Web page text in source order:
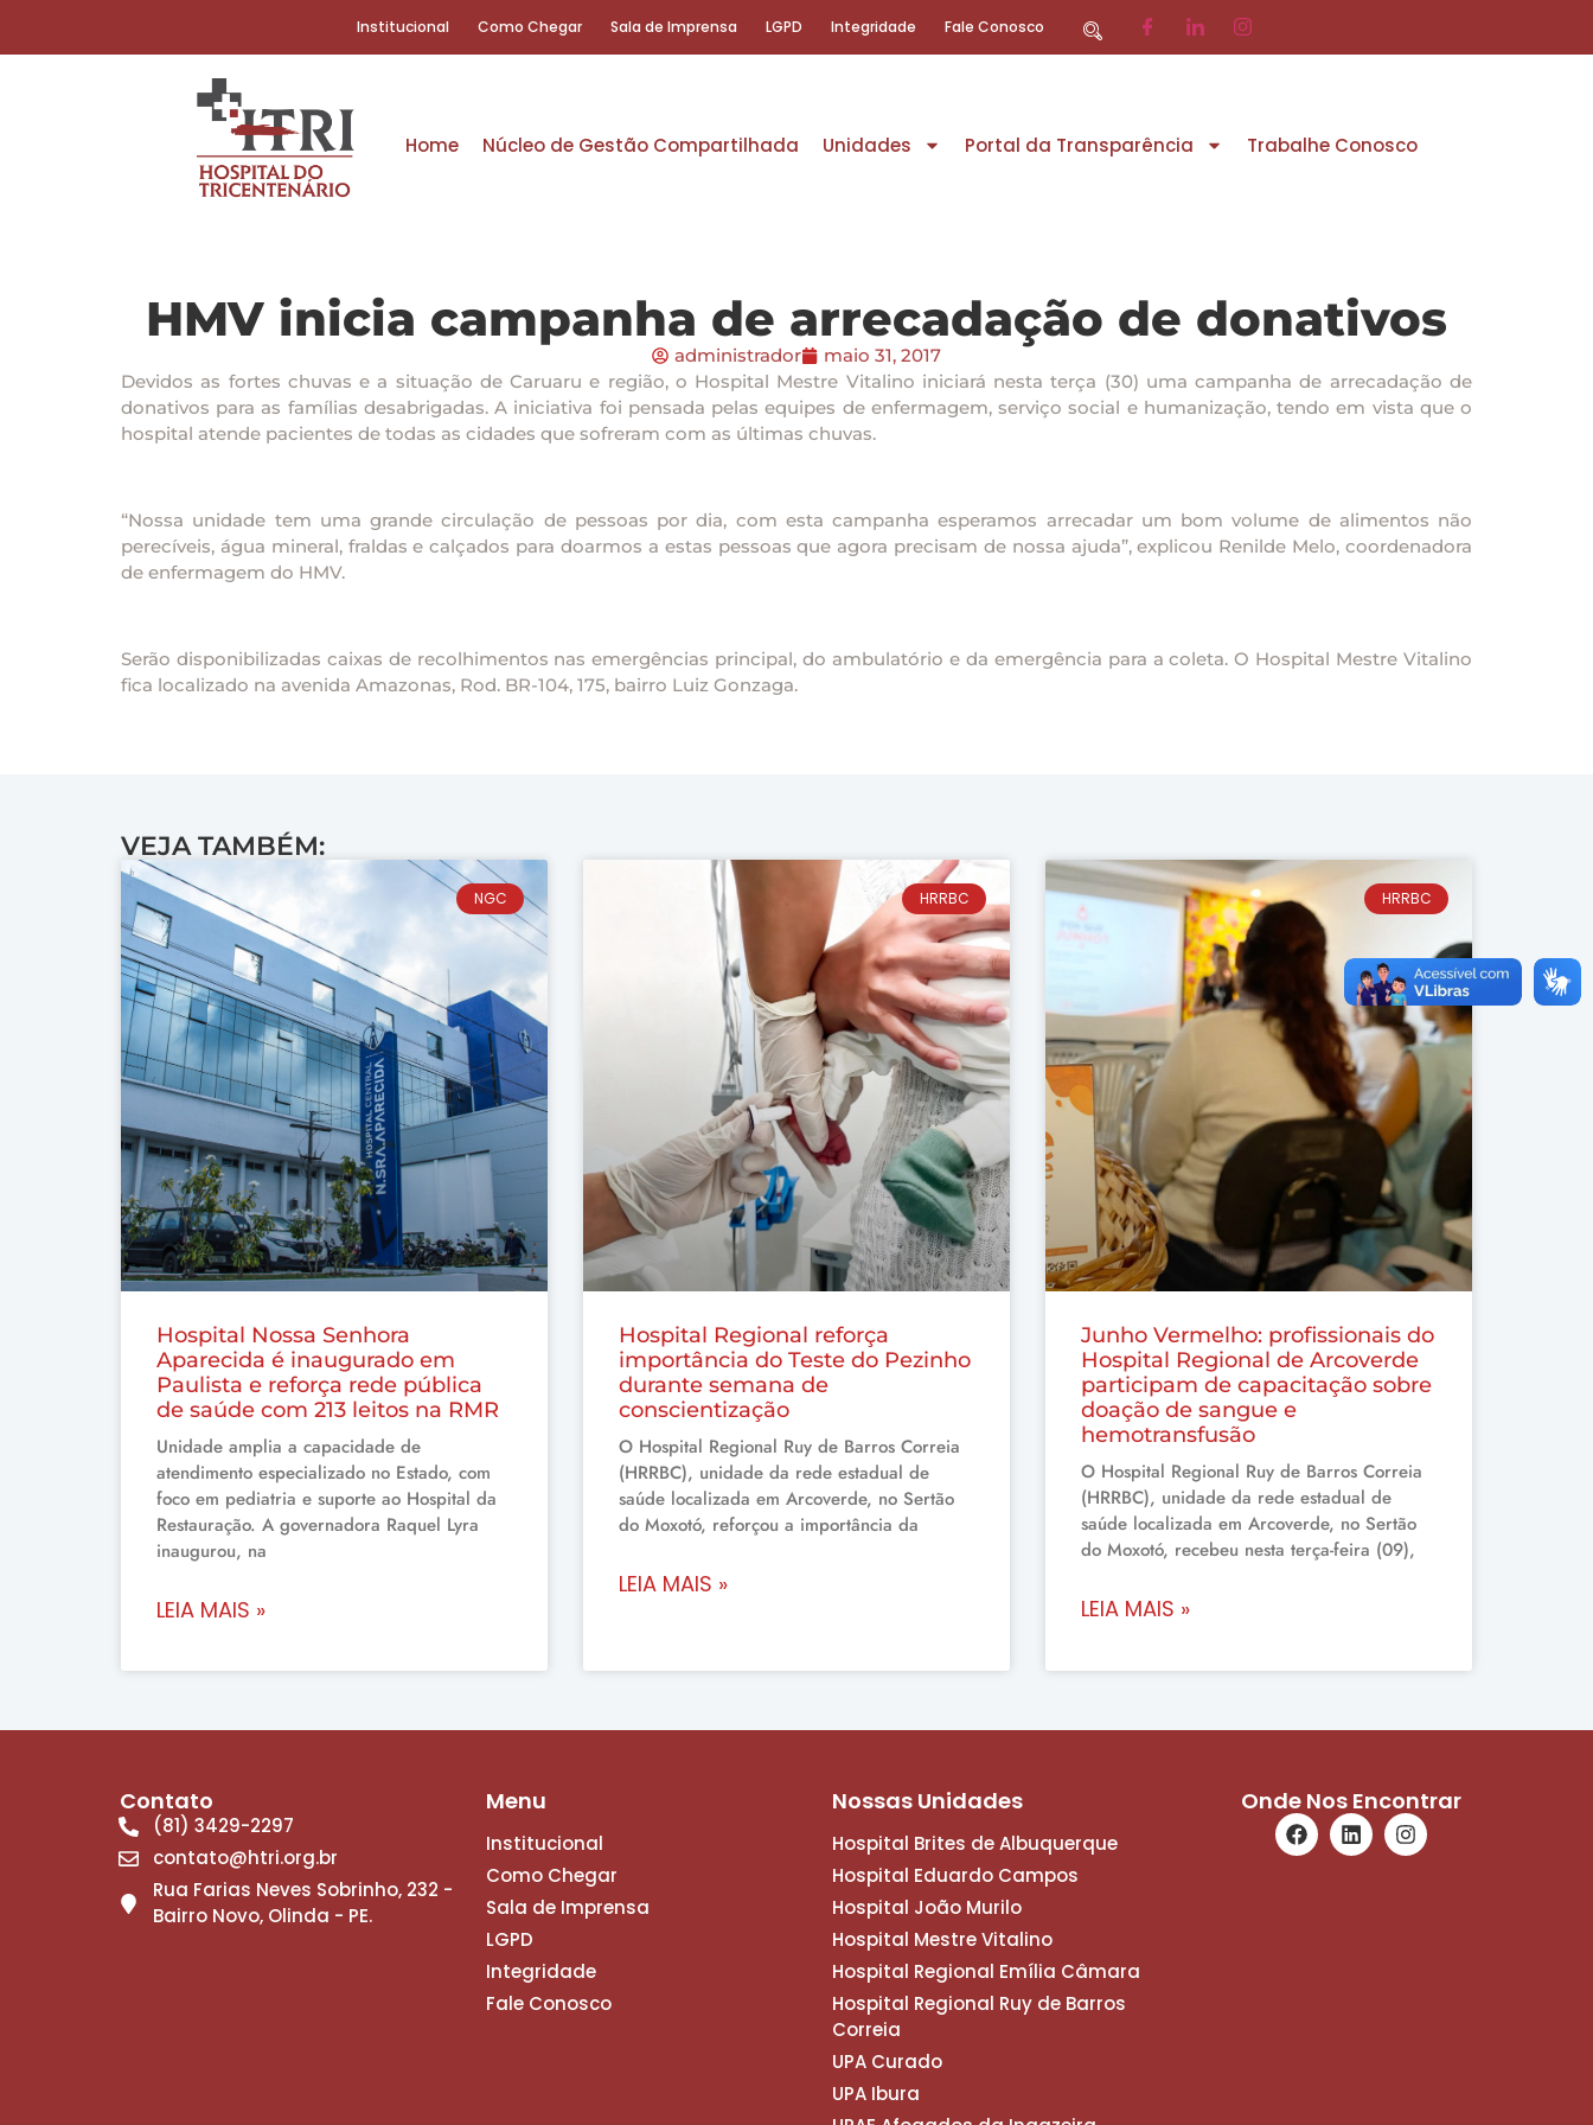
Institucional Como Chegar Sala de Imprensa LGPD Integridade Fale Conosco
Home Núcleo de Gestão Compartilhada Unidades Portal da Transparência Trabalhe Conosco
HMV inicia campanha de arrecadação de donativos
administrador
maio 31, 2017
Devidos as fortes chuvas e a situação de Caruaru e região, o Hospital Mestre Vitalino iniciará nesta terça (30) uma campanha de arrecadação de
donativos para as famílias desabrigadas. A iniciativa foi pensada pelas equipes de enfermagem, serviço social e humanização, tendo em vista que o
hospital atende pacientes de todas as cidades que sofreram com as últimas chuvas.
“Nossa unidade tem uma grande circulação de pessoas por dia, com esta campanha esperamos arrecadar um bom volume de alimentos não
perecíveis, água mineral, fraldas e calçados para doarmos a estas pessoas que agora precisam de nossa ajuda”, explicou Renilde Melo, coordenadora
de enfermagem do HMV.
Serão disponibilizadas caixas de recolhimentos nas emergências principal, do ambulatório e da emergência para a coleta. O Hospital Mestre Vitalino
fica localizado na avenida Amazonas, Rod. BR-104, 175, bairro Luiz Gonzaga.
VEJA TAMBÉM:
NGC
Hospital Nossa Senhora
Aparecida é inaugurado em
Paulista e reforça rede pública
de saúde com 213 leitos na RMR
Unidade amplia a capacidade de
atendimento especializado no Estado, com
foco em pediatria e suporte ao Hospital da
Restauração. A governadora Raquel Lyra
inaugurou, na
LEIA MAIS »
HRRBC
Hospital Regional reforça
importância do Teste do Pezinho
durante semana de
conscientização
O Hospital Regional Ruy de Barros Correia
(HRRBC), unidade da rede estadual de
saúde localizada em Arcoverde, no Sertão
do Moxotó, reforçou a importância da
LEIA MAIS »
HRRBC
Junho Vermelho: profissionais do
Hospital Regional de Arcoverde
participam de capacitação sobre
doação de sangue e
hemotransfusão
O Hospital Regional Ruy de Barros Correia
(HRRBC), unidade da rede estadual de
saúde localizada em Arcoverde, no Sertão
do Moxotó, recebeu nesta terça-feira (09),
LEIA MAIS »
Contato
(81) 3429-2297
contato@htri.org.br
Rua Farias Neves Sobrinho, 232 -
Bairro Novo, Olinda - PE.
Menu
Institucional
Como Chegar
Sala de Imprensa
LGPD
Integridade
Fale Conosco
Nossas Unidades
Hospital Brites de Albuquerque
Hospital Eduardo Campos
Hospital João Murilo
Hospital Mestre Vitalino
Hospital Regional Emília Câmara
Hospital Regional Ruy de Barros
Correia
UPA Curado
UPA Ibura
Onde Nos Encontrar